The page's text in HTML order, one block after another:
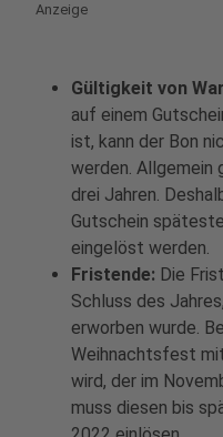
Anzeige
Gültigkeit von
auf einem
ist, kann der Bon
werden. Allgemein
drei Jahren.
Gutschein
eingelöst werden.
Fristende: Die
Schluss des
erworben wurde.
Weihnachtsfest
wird, der im
muss diesen bis